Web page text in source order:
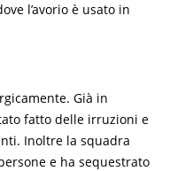
l’avorio è usato in
Già in
fatto delle irruzioni e
Inoltre la squadra
e ha sequestrato